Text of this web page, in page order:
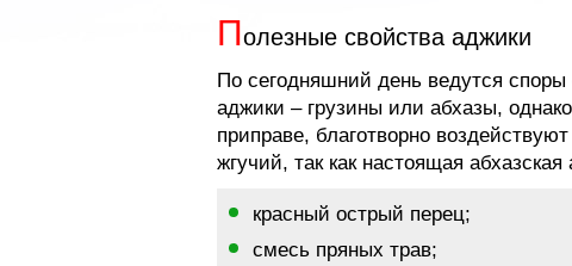
Полезные свойства аджики
По сегодняшний день ведутся
аджики – грузины или абхазы,
приправе, благотворно
жгучий, так как настоящая
красный острый перец;
смесь пряных трав;